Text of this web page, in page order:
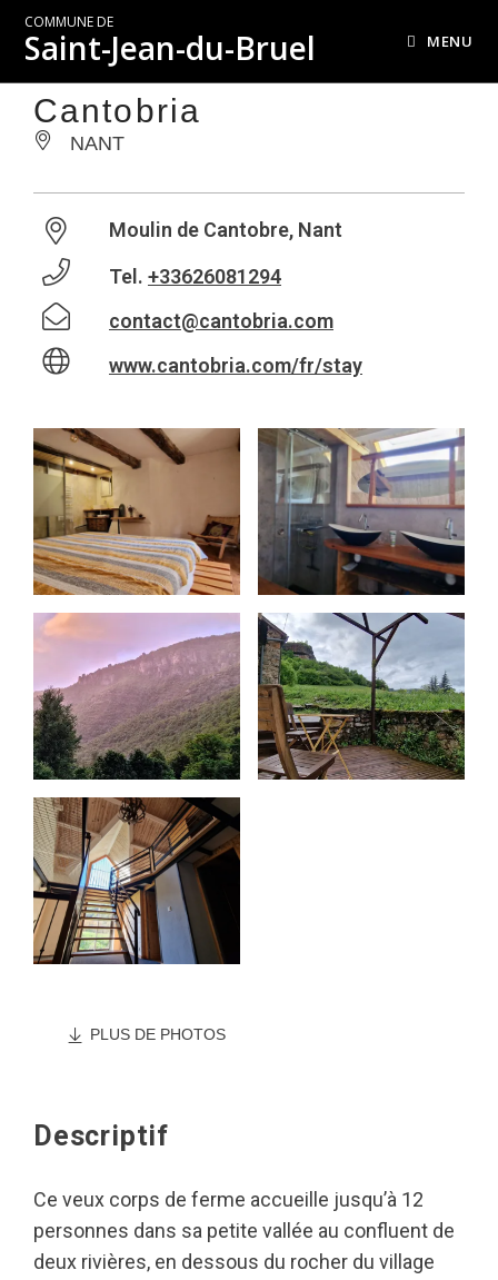
COMMUNE DE
Saint-Jean-du-Bruel MENU
Cantobria
NANT
Moulin de Cantobre, Nant
Tel. +33626081294
contact@cantobria.com
www.cantobria.com/fr/stay
PLUS DE PHOTOS
Descriptif
Ce veux corps de ferme accueille jusqu’à 12
personnes dans sa petite vallée au confluent de
deux rivières, en dessous du rocher du village